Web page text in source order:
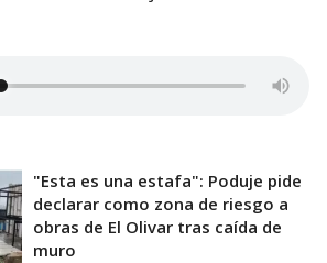
"Esta es una estafa": Poduje pide
declarar como zona de riesgo a
obras de El Olivar tras caída de
muro